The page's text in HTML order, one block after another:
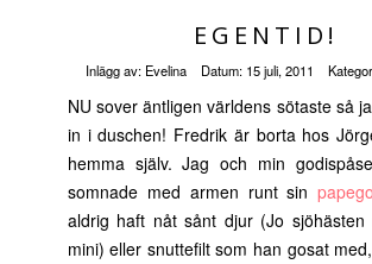
EGENTID!
Inlägg av: Evelina Datum: 15 juli, 2011
NU sover äntligen världens sötaste så
in i duschen! Fredrik är borta hos
hemma själv. Jag och min
somnade med armen runt sin
aldrig haft nåt sånt djur (Jo
mini) eller snuttefilt som han gosat